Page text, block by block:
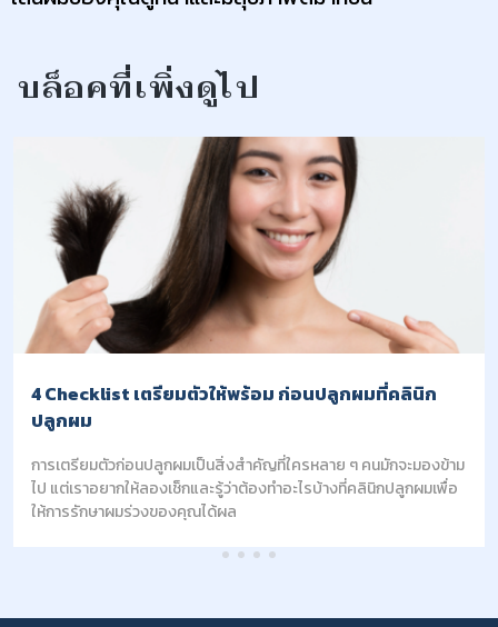
บล็อคที่เพิ่งดูไป
4 Checklist เตรียมตัวให้พร้อม ก่อนปลูกผมที่คลินิก
ปลูกผม
การเตรียมตัวก่อนปลูกผมเป็นสิ่งสำคัญที่ใครหลาย ๆ คนมักจะมองข้าม
ไป แต่เราอยากให้ลองเช็กและรู้ว่าต้องทำอะไรบ้างที่คลินิกปลูกผมเพื่อ
ให้การรักษาผมร่วงของคุณได้ผล